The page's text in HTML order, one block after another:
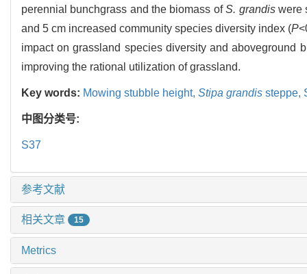
perennial bunchgrass and the biomass ofS. grandiswere
and 5 cm increased community species diversity index (P
impact on grassland species diversity and aboveground
improving the rational utilization of grassland.
Key words: Mowing stubble height, Stipa grandis steppe,
中图分类号:
S37
参考文献
相关文章 15
Metrics